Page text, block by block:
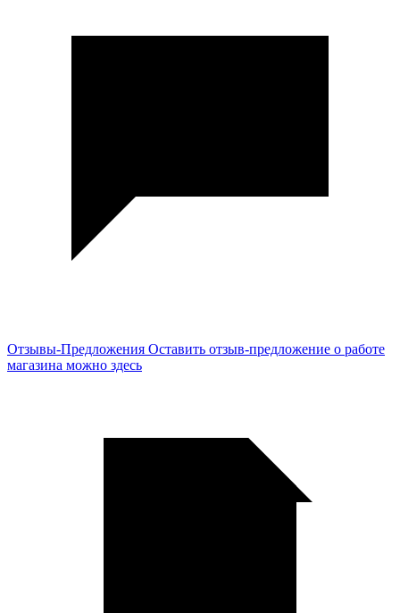
Отзывы-Предложения Оставить отзыв-предложение о работе
магазина можно здесь